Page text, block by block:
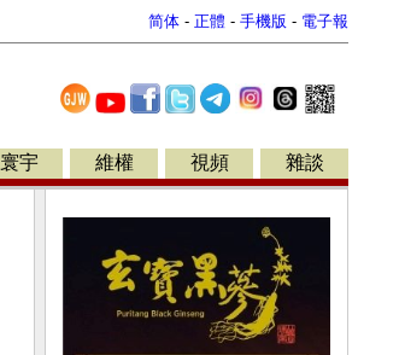
简体 - 正體 - 手機版 - 電子報
寰宇 維權 視頻 雜談